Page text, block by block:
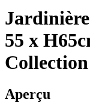
Jardinière
55 x
Collection
Aperçu